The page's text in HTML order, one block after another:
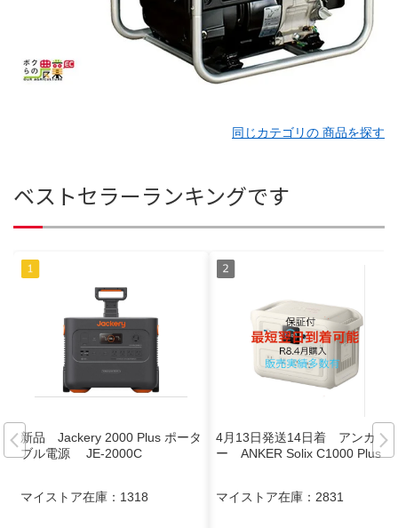
同じカテゴリの 商品を探す
ベストセラーランキングです
新品 Jackery 2000 Plus ポータ
ブル電源 JE-2000C
マイストア在庫： 1318
4月13日発送14日着 アンカ
ー ANKER Solix C1000 Plus
マイストア在庫： 2831